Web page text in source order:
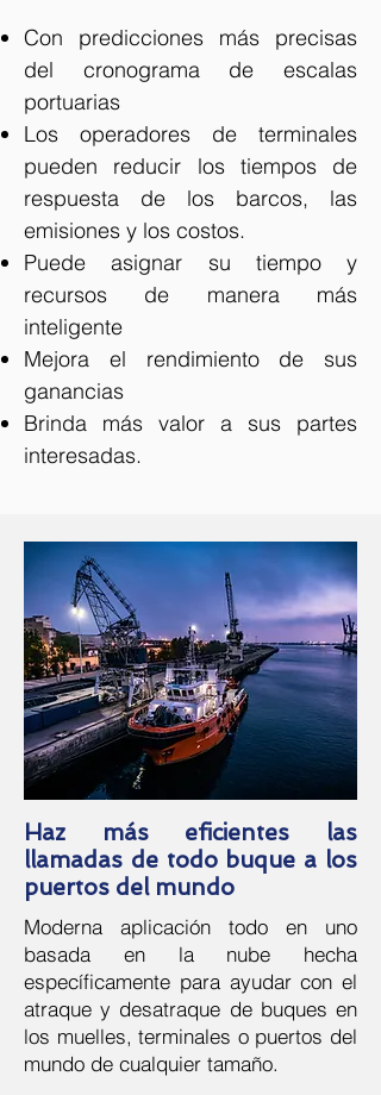
Con predicciones más precisas
del cronograma de escalas
portuarias
Los operadores de terminales
pueden reducir los tiempos de
respuesta de los barcos, las
emisiones y los costos.
Puede asignar su tiempo y
recursos de manera más
inteligente
Mejora el rendimiento de sus
ganancias
Brinda más valor a sus partes
interesadas.
Haz más eficientes las
llamadas de todo buque a los
puertos del mundo
Moderna aplicación todo en uno
basada en la nube hecha
específicamente para ayudar con el
atraque y desatraque de buques en
los muelles, terminales o puertos del
mundo de cualquier tamaño.